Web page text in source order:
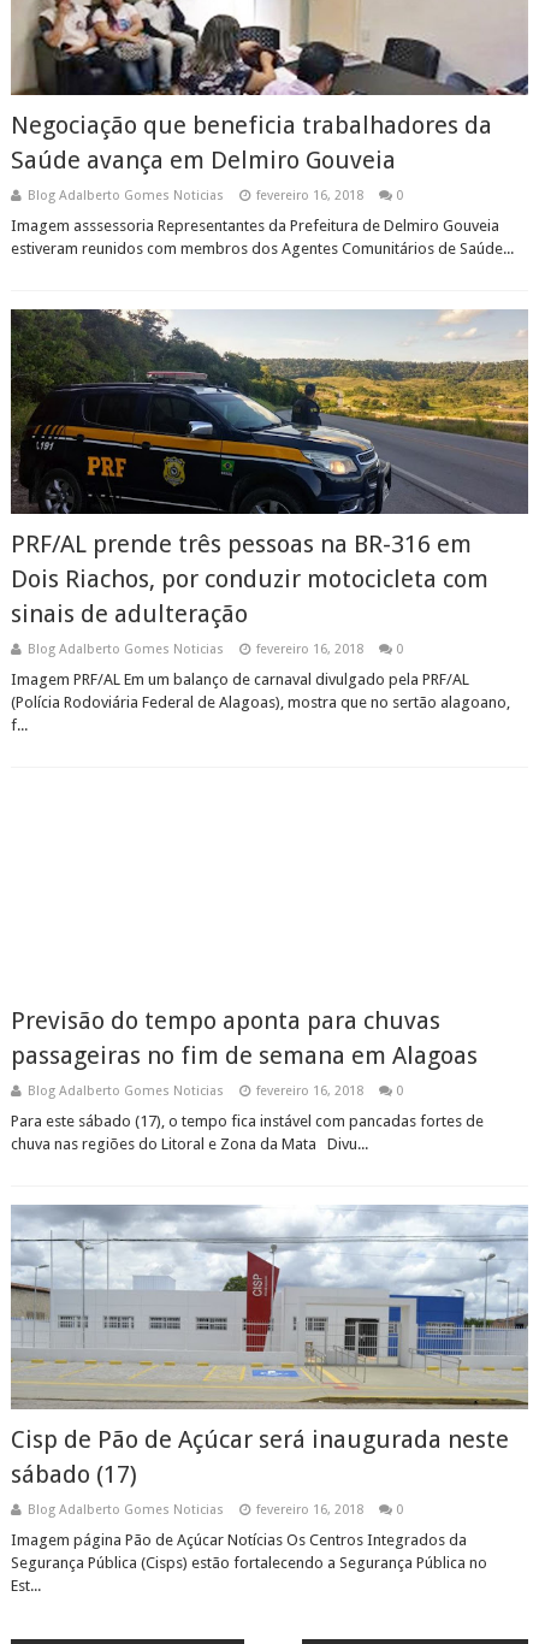
Negociação que beneficia trabalhadores da
Saúde avança em Delmiro Gouveia
Blog Adalberto Gomes Noticias fevereiro 16, 2018 0
Imagem asssessoria Representantes da Prefeitura de Delmiro Gouveia
estiveram reunidos com membros dos Agentes Comunitários de Saúde...
PRF/AL prende três pessoas na BR-316 em
Dois Riachos, por conduzir motocicleta com
sinais de adulteração
Blog Adalberto Gomes Noticias fevereiro 16, 2018 0
Imagem PRF/AL Em um balanço de carnaval divulgado pela PRF/AL
(Polícia Rodoviária Federal de Alagoas), mostra que no sertão alagoano,
f...
Previsão do tempo aponta para chuvas
passageiras no fim de semana em Alagoas
Blog Adalberto Gomes Noticias fevereiro 16, 2018 0
Para este sábado (17), o tempo fica instável com pancadas fortes de
chuva nas regiões do Litoral e Zona da Mata Divu...
Cisp de Pão de Açúcar será inaugurada neste
sábado (17)
Blog Adalberto Gomes Noticias fevereiro 16, 2018 0
Imagem página Pão de Açúcar Notícias Os Centros Integrados da
Segurança Pública (Cisps) estão fortalecendo a Segurança Pública no
Est...